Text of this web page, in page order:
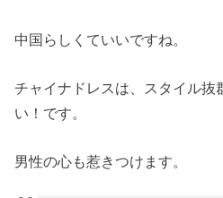
中国らしくていいですね。
チャイナドレスは、スタイル抜
い！です。
男性の心も惹きつけます。